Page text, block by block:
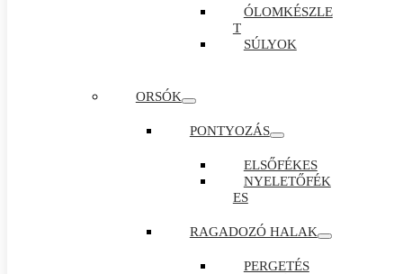
ÓLOMKÉSZLE
T
SÚLYOK
ORSÓK
PONTYOZÁS
ELSŐFÉKES
NYELETŐFÉK
ES
RAGADOZÓ HALAK
PERGETÉS